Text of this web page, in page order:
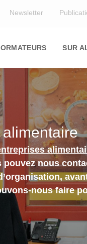
Newsletter
SUR
pouvez nous
nous faire